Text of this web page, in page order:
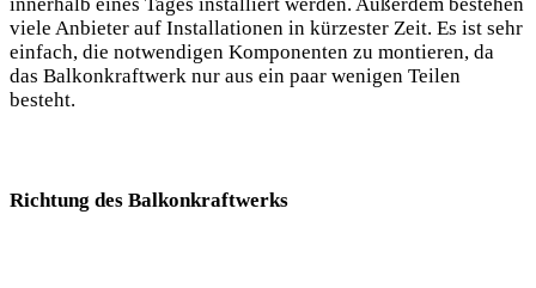
viele Anbieter auf Installationen in kürzester Zeit. Es ist sehr
einfach, die notwendigen Komponenten zu montieren, da
das Balkonkraftwerk nur aus ein paar wenigen Teilen
besteht.
Richtung des Balkonkraftwerks